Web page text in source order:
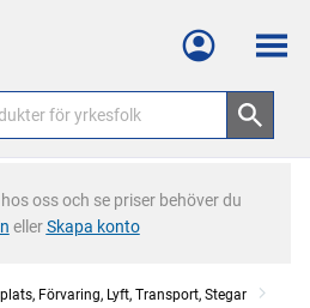
Meny
oss och se priser behöver du
ellerSkapa konto
Förvaring, Lyft, Transport, Stegar